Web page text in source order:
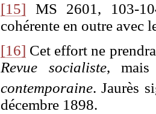
[15] MS 2601, 103-
cohérente en outre avec
[16] Cet effort ne
Revue socialiste,
contemporaine. Jaurès
décembre 1898.